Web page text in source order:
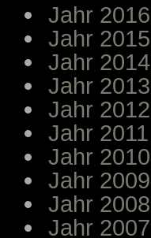
Jahr 2016
Jahr 2015
Jahr 2014
Jahr 2013
Jahr 2012
Jahr 2011
Jahr 2010
Jahr 2009
Jahr 2008
Jahr 2007